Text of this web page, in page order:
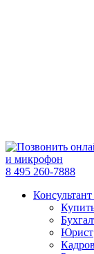
8 495 260-7888
Юрист